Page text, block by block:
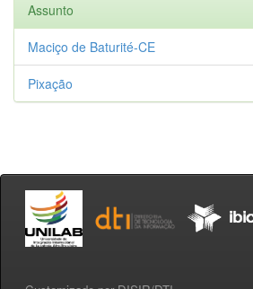
Assunto
Maciço de Baturité-CE
Pixação